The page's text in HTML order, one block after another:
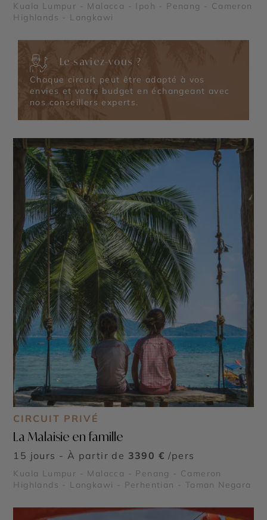
Kuala Lumpur - Malacca - Ipoh - Penang - Cameron
Highlands - Langkawi
Le saviez-vous ?
Chaque circuit peut être adapté à vos
envies et votre budget en échangeant avec
nos conseillers experts.
CIRCUIT PRIVÉ
La Malaisie en famille
15 jours - À partir de 3390 € /pers
Kuala Lumpur - Malacca - Penang - Cameron
Highlands - Langkawi - Perhentian - Taman Negara